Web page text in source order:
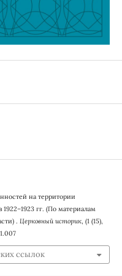
на территории
гг. (По материалам
. Церковный историк, (1 (15),
ссылок